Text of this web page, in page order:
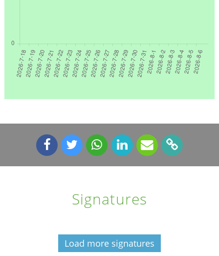
Signatures
Load more signatures